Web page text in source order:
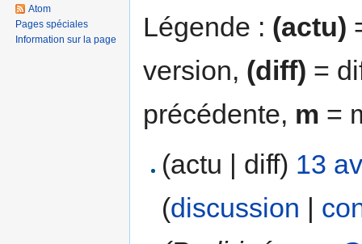
Légende : (actu)
version, (diff) =
précédente, m =
(actu | diff) 13
(discussion |
Atom
Pages spéciales
Information sur la page